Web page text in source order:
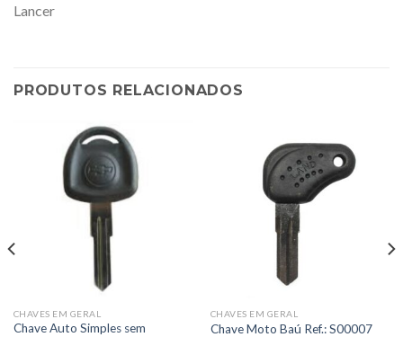
Lancer
PRODUTOS RELACIONADOS
CHAVES EM GERAL
Chave Auto Simples sem
CHAVES EM GERAL
Chave Moto Baú Ref.: S00007